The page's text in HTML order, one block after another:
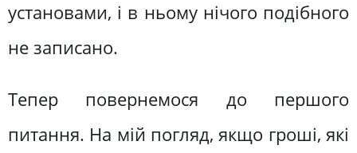
установами, і в ньому нічого подібного
не записано.
Тепер повернемося до першого
питання. На мій погляд, якщо гроші, які